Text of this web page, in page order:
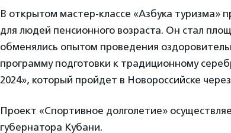
В открытом мастер-классе «Азбука туризма»
для людей пенсионного возраста. Он стал
обменялись опытом проведения
программу подготовки к традиционному
2024», который пройдет в Новороссийске
Проект «Спортивное долголетие»
губернатора Кубани.